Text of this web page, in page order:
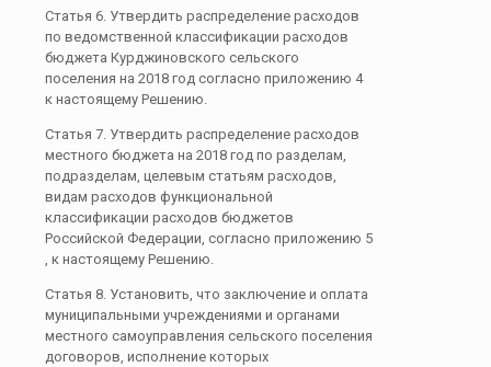
Статья 6. Утвердить распределение расходов
по ведомственной классификации расходов
бюджета Курджиновского сельского
поселения на 2018 год согласно приложению 4
к настоящему Решению.
Статья 7. Утвердить распределение расходов
местного бюджета на 2018 год по разделам,
подразделам, целевым статьям расходов,
видам расходов функциональной
классификации расходов бюджетов
Российской Федерации, согласно приложению 5
, к настоящему Решению.
Статья 8. Установить, что заключение и оплата
муниципальными учреждениями и органами
местного самоуправления сельского поселения
договоров, исполнение которых